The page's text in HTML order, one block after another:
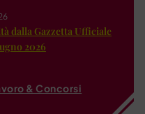
dalla Gazzetta Ufficiale
2026
& Concorsi